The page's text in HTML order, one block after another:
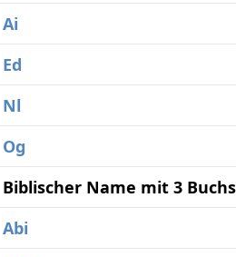
Ai
Ed
Nl
Og
Biblischer Name mit 3
Abi